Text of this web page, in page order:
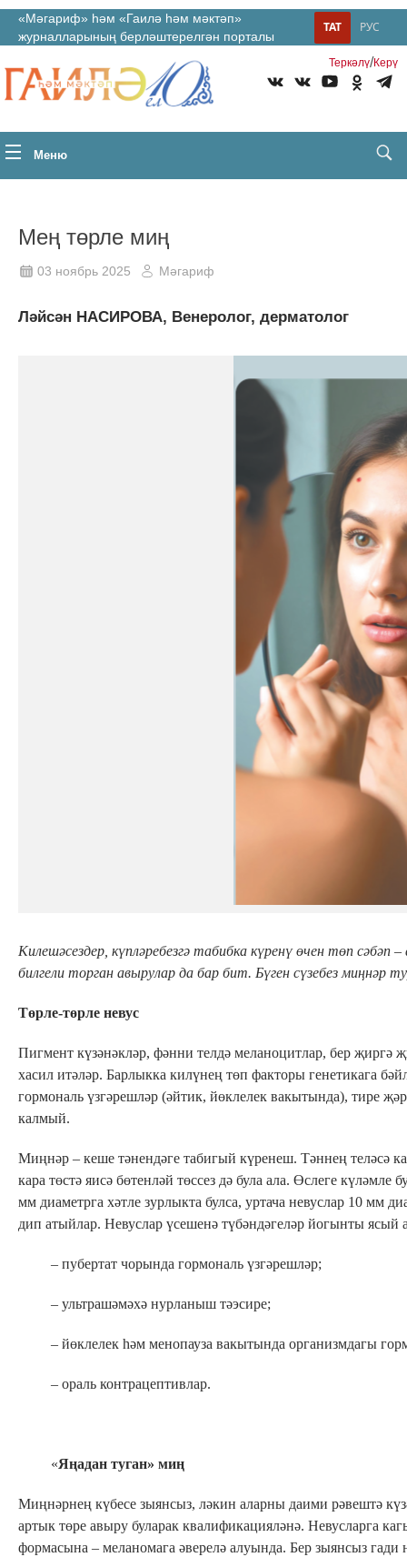
«Мәгариф» һәм «Гаилә һәм мәктәп»
журналларының берләштерелгән порталы
РУС
ТАТ
Теркəлү/Керү
Меню
Мең төрле миң
03 ноябрь 2025 Мәгариф
Ләйсән НАСИРОВА, Венеролог, дерматолог
Килешәсездер, күпләребезгә табибка күренү өчен төп сәбәп
билгели торган авырулар да бар бит. Бүген сүзебез миңнәр
Төрле-төрле невус
Пигмент күзәнәкләр, фәнни телдә меланоцитлар, бер җиргә
хасил итәләр. Барлыкка килүнең төп факторы генетикага
гормональ үзгәрешләр (әйтик, йөклелек вакытында), тире
калмый.
Миңнәр – кеше тәнендәге табигый күренеш. Тәннең теләсә
кара төстә яисә бөтенләй төссез дә була ала. Өслеге
мм диаметрга хәтле зурлыкта булса, уртача невуслар 10 мм
дип атыйлар. Невуслар үсешенә түбәндәгеләр йогынты ясый
– пубертат чорында гормональ үзгәрешләр;
– ультрашәмәхә нурланыш тәэсире;
– йөклелек һәм менопауза вакытында организмдагы
– ораль контрацептивлар.
«Яңадан туган» миң
Миңнәрнең күбесе зыянсыз, ләкин аларны даими рәвештә
артык төре авыру буларак квалификацияләнә. Невусларга
формасына – меланомага әверелә алуында. Бер зыянсыз